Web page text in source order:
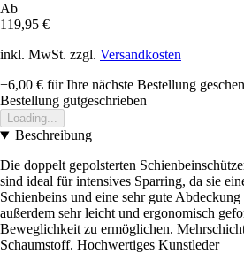
Ab
119,95 €
inkl. MwSt. zzgl. Versandkosten
+6,00 € für Ihre nächste Bestellung
Bestellung gutgeschrieben
Loading...
Beschreibung
Die doppelt gepolsterten
sind ideal für intensives Sparring, da sie
Schienbeins und eine sehr gute
außerdem sehr leicht und ergonomisch
Beweglichkeit zu ermöglichen.
Schaumstoff. Hochwertiges Kunstleder